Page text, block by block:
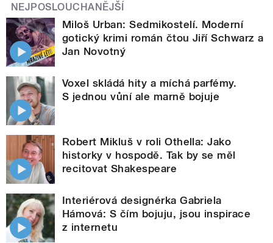
NEJPOSLOUCHANĚJŠÍ
Miloš Urban: Sedmikostelí. Moderní
gotický krimi román čtou Jiří Schwarz a
Jan Novotný
Voxel skládá hity a míchá parfémy.
S jednou vůní ale marně bojuje
Robert Mikluš v roli Othella: Jako
historky v hospodě. Tak by se měl
recitovat Shakespeare
Interiérová designérka Gabriela
Hámová: S čím bojuju, jsou inspirace
z internetu